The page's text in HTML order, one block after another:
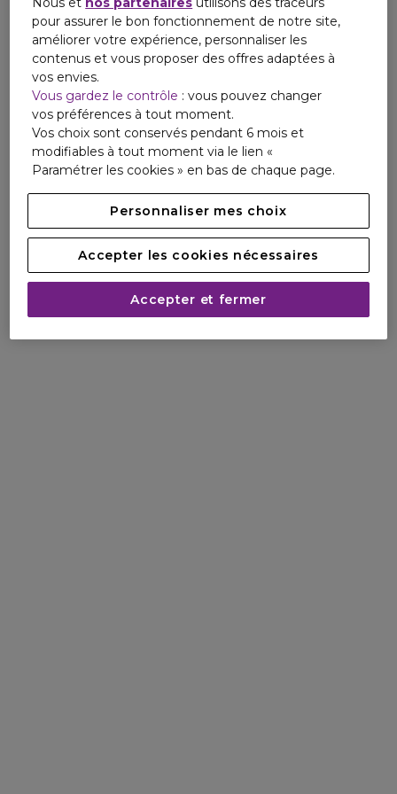
Email
relationclient@giorgioarmani.oaccare.fr
pour assurer le bon fonctionnement de notre site,
améliorer votre expérience, personnaliser les
contenus et vous proposer des offres adaptées à
vos envies.
Vous gardez le contrôle : vous pouvez changer
vos préférences à tout moment.
Vos choix sont conservés pendant 6 mois et
modifiables à tout moment via le lien «
Paramétrer les cookies » en bas de chaque page.
Personnaliser mes choix
Accepter les cookies nécessaires
Accepter et fermer